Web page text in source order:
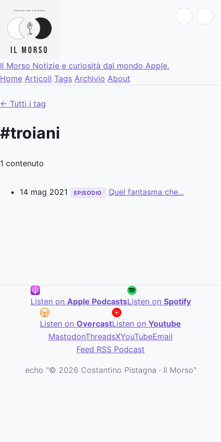
Il Morso Notizie e curiosità dal mondo Apple.
Home Articoli Tags Archivio About
← Tutti i tag
#troiani
1 contenuto
14 mag 2021 EPISODIO Quel fantasma che...
Listen on Apple PodcastsListen on Spotify
Listen on OvercastListen on Youtube
MastodonThreadsXYouTubeEmail
Feed RSS Podcast
echo "© 2026 Costantino Pistagna · Il Morso"